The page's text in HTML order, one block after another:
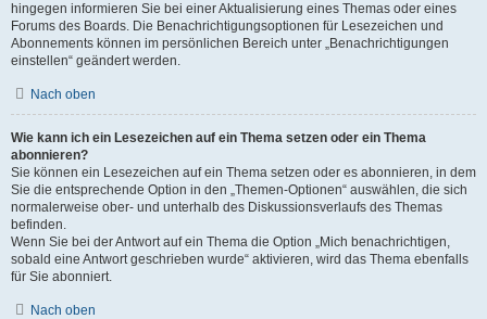
hingegen informieren Sie bei einer Aktualisierung eines Themas oder eines
Forums des Boards. Die Benachrichtigungsoptionen für Lesezeichen und
Abonnements können im persönlichen Bereich unter „Benachrichtigungen
einstellen“ geändert werden.
Nach oben
Wie kann ich ein Lesezeichen auf ein Thema setzen oder ein Thema
abonnieren?
Sie können ein Lesezeichen auf ein Thema setzen oder es abonnieren, in dem
Sie die entsprechende Option in den „Themen-Optionen“ auswählen, die sich
normalerweise ober- und unterhalb des Diskussionsverlaufs des Themas
befinden.
Wenn Sie bei der Antwort auf ein Thema die Option „Mich benachrichtigen,
sobald eine Antwort geschrieben wurde“ aktivieren, wird das Thema ebenfalls
für Sie abonniert.
Nach oben